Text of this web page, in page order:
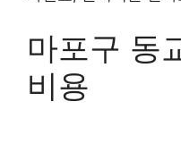
마포구 동
비용